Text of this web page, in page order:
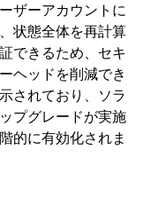
ザーアカウントに
状態全体を再計算
できるため、セキ
ヘッドを削減でき
されており、ソラ
プグレードが実施
的に有効化されま